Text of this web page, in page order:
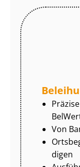
Von
di­gen